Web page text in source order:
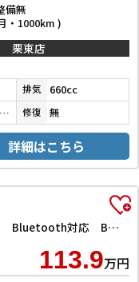
備無
・1000km )
栗東店
排気 660cc
プラチナホワイトパール 修復 無
詳細はこちら
G HondaSENSING Panasonic社外ナビ Bluetooth対応 Bカメラ 電子パーキング LEDヘッドライト アダプティブクルーズコントロール ETC スマートキー プッシュスタート
113.9万円